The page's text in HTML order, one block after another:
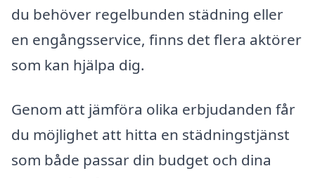
du behöver regelbunden städning eller
en engångsservice, finns det flera aktörer
som kan hjälpa dig.
Genom att jämföra olika erbjudanden får
du möjlighet att hitta en städningstjänst
som både passar din budget och dina